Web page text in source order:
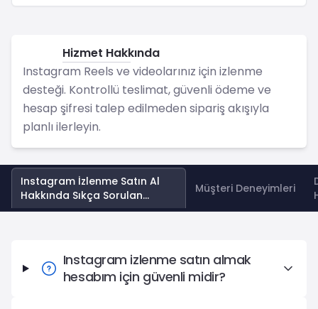
Hizmet Hakkında
Instagram Reels ve videolarınız için izlenme
desteği. Kontrollü teslimat, güvenli ödeme ve
hesap şifresi talep edilmeden sipariş akışıyla
planlı ilerleyin.
Instagram İzlenme Satın Al
Hakkında Sıkça Sorulan
Sorular
Müşteri Deneyimleri
Instagram izlenme satın almak
hesabım için güvenli midir?